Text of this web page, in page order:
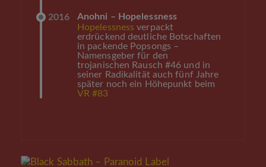
2016
Anohni – Hopelessness
Hopelessness verpackt
erdrückend deutliche Botschaften
in packende Popsongs –
Namensgeber für den
trojanischen Rausch #46 und in
seiner Radikalität auch fünf Jahre
später noch ein Höhepunkt beim
VR #83